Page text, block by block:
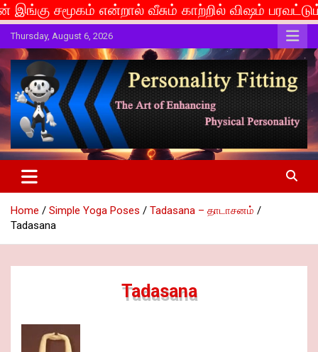
என்றால் வீசும் காற்றில் விஷம் பரவட்டும்... If caste
Skip
to
content
Thursday, August 6, 2026
Personality Fitting
The Art of Enhancing Physical Personality
Home Simple Yoga Poses
Tadasana – தாடாசனம்
Tadasana
Tadasana